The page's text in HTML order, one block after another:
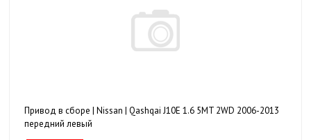
Привод в сборе | Nissan | Qashqai J10E 1.6 5MT 2WD 2006-2013
передний левый